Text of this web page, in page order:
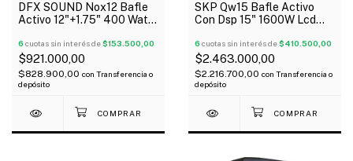
DFX SOUND Nox12 Bafle
Activo 12"+1.75" 400 Watts
6 cuotas sin interés de$153.500,00
$921.000,00
$828.900,00 con Transferencia o
depósito
SKP Qw15 Bafle Activo
Con Dsp 15" 1600W Lcd
6 cuotas sin interés de$410.500,00
$2.463.000,00
$2.216.700,00 con Transferencia o
depósito